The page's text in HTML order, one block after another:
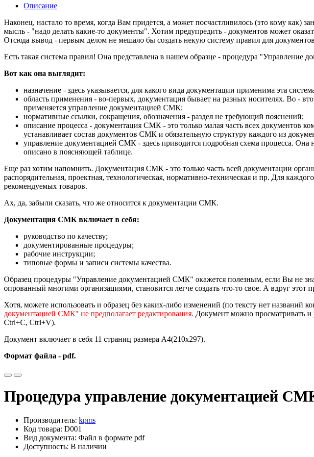
Описание
Наконец, настало то время, когда Вам придется, а может посчастливилось (это кому как)
мысль - "надо делать какие-то документы". Хотим предупредить - документов может
Отсюда вывод - первым делом не мешало бы создать некую систему правил для
Есть такая система правил! Она представлена в нашем образце - процедура "Управление
Вот как она выглядит:
назначение - здесь указывается, для какого вида документации применима эта
область применения - во-первых, документация бывает на разных носителях. Во -
применяется управление документацией СМК;
нормативные ссылки, сокращения, обозначения - раздел не требующий пояснений;
описание процесса - документация СМК - это только малая часть всех документов
устанавливает состав документов СМК и обязательную структуру каждого из
управление документацией СМК - здесь приводится подробная схема процесса.
описано в поясняющей таблице.
Еще раз хотим напомнить. Документация СМК - это только часть всей документации
распорядительная, проектная, технологическая, нормативно-техническая и пр. Для
рекомендуемых товаров.
Ах, да, забыли сказать, что же относится к документации СМК.
Документация СМК включает в себя:
руководство по качеству;
документированные процедуры;
рабочие инструкции;
типовые формы и записи системы качества.
Образец процедуры "Управление документацией СМК" окажется полезным, если Вы не
опрованный многими организациями, становится легче создать что-то свое. А вдруг
Хотя, можете использовать и образец без каких-либо изменений (по тексту нет названий
документацией СМК" не предполагает редактирования. Документ можно просматривать и
Ctrl+C, Ctrl+V).
Документ включает в себя 11 страниц размера А4(210х297).
Формат файла - pdf.
Процедура управление документацией
Производитель: kpms
Код товара: D001
Вид документа: Файл в формате pdf
Доступность: В наличии